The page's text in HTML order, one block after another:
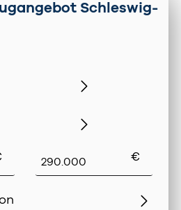
Schleswig-
‌€